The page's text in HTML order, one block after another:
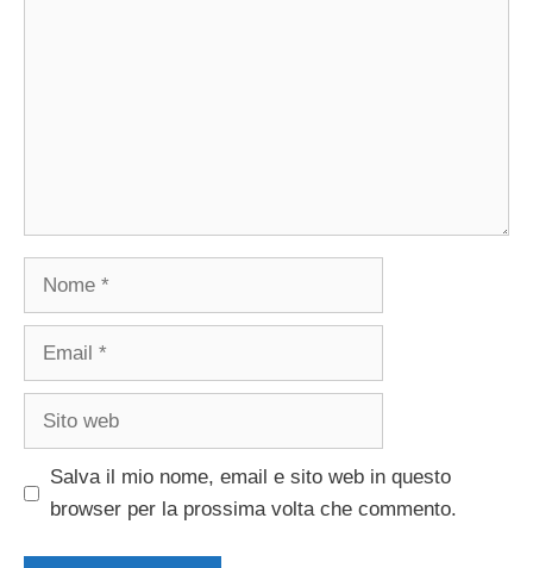
Nome
Email
Sito
Salva il mio nome, email e sito web in questo
browser per la prossima volta che commento.